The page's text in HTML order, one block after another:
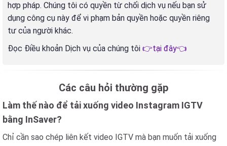
hợp pháp. Chúng tôi có quyền từ chối dịch vụ nếu bạn sử
dụng công cụ này để vi phạm bản quyền hoặc quyền riêng
tư của người khác.
Đọc Điều khoản Dịch vụ của chúng tôi 👉tại đây👈
Các câu hỏi thường gặp
Làm thế nào để tải xuống video Instagram IGTV
bằng InSaver?
Chỉ cần sao chép liên kết video IGTV mà bạn muốn tải xuống